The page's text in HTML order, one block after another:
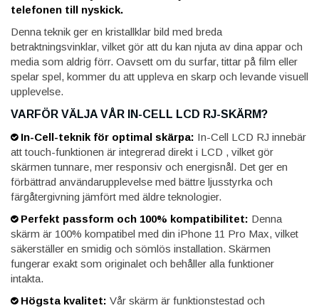
telefonen till nyskick.
Denna teknik ger en kristallklar bild med breda
betraktningsvinklar, vilket gör att du kan njuta av dina appar och
media som aldrig förr. Oavsett om du surfar, tittar på film eller
spelar spel, kommer du att uppleva en skarp och levande visuell
upplevelse.
VARFÖR VÄLJA VÅR IN-CELL LCD RJ-SKÄRM?
In-Cell-teknik för optimal skärpa: In-Cell LCD RJ innebär
att touch-funktionen är integrerad direkt i LCD , vilket gör
skärmen tunnare, mer responsiv och energisnål. Det ger en
förbättrad användarupplevelse med bättre ljusstyrka och
färgåtergivning jämfört med äldre teknologier.
Perfekt passform och 100% kompatibilitet: Denna
skärm är 100% kompatibel med din iPhone 11 Pro Max, vilket
säkerställer en smidig och sömlös installation. Skärmen
fungerar exakt som originalet och behåller alla funktioner
intakta.
Högsta kvalitet: Vår skärm är funktionstestad och